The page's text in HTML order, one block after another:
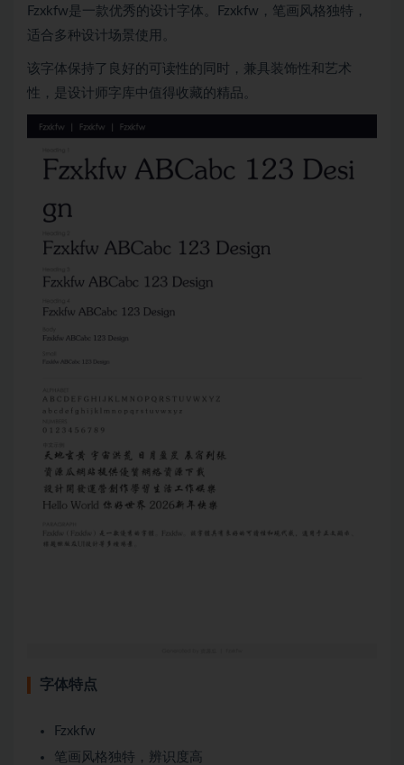
Fzxkfw是一款优秀的设计字体。Fzxkfw，笔画风格独特，
适合多种设计场景使用。
该字体保持了良好的可读性的同时，兼具装饰性和艺术
性，是设计师字库中值得收藏的精品。
字体特点
Fzxkfw
笔画风格独特，辨识度高